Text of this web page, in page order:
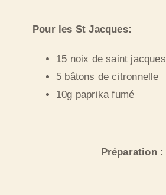
Pour les St Jacques:
15 noix de saint jacques
5 bâtons de citronnelle
10g paprika fumé
Préparation :